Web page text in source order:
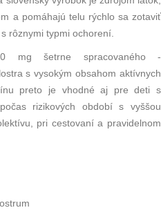
a pomáhajú telu rýchlo sa zotaviť
rôznymi typmi ochorení.
mg šetrne spracovaného -
s vysokým obsahom aktívnych
preto je vhodné aj pre deti s
rizikových období s vyššou
pri cestovaní a pravidelnom